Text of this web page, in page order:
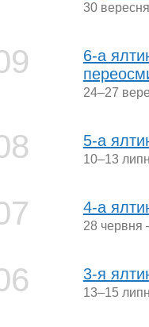
30
6-а
24–27
5-а
10–13
4-а
28 червня
3-я
13–15